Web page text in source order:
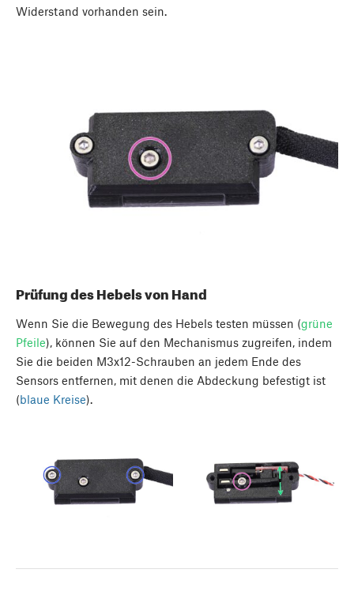
Widerstand vorhanden sein.
Prüfung des Hebels von Hand
Wenn Sie die Bewegung des Hebels testen müssen (grüne
Pfeile), können Sie auf den Mechanismus zugreifen, indem
Sie die beiden M3x12-Schrauben an jedem Ende des
Sensors entfernen, mit denen die Abdeckung befestigt ist
(blaue Kreise).